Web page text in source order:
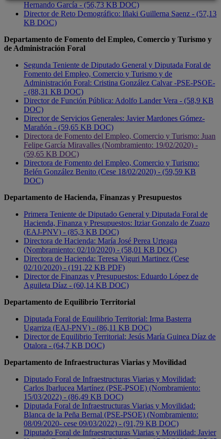
Hernando García - (56,73 KB DOC)
Director de Reto Demográfico: Iñaki Guillerna Saenz - (57,13
KB DOC)
Departamento de Fomento del Empleo, Comercio y Turismo y
de Administración Foral
Segunda Teniente de Diputado General y Diputada Foral de
Fomento del Empleo, Comercio y Turismo y de
Administración Foral: Cristina González Calvar -PSE-PSOE-
- (88,31 KB DOC)
Director de Función Pública: Adolfo Lander Vera - (58,9 KB
DOC)
Director de Servicios Generales: Javier Mardones Gómez-
Marañón - (59,65 KB DOC)
Directora de Fomento del Empleo, Comercio y Turismo: Juan
Felipe García Miravalles (Nombramiento: 19/02/2020) -
(59,65 KB DOC)
Directora de Fomento del Empleo, Comercio y Turismo:
Belén González Benito (Cese 18/02/2020) - (59,59 KB
DOC)
Departamento de Hacienda, Finanzas y Presupuestos
Primera Teniente de Diputado General y Diputada Foral de
Hacienda, Finanza y Presupuestos: Itziar Gonzalo de Zuazo
(EAJ-PNV) - (85,3 KB DOC)
Directora de Hacienda: María José Perea Urteaga
(Nombramiento: 02/10/2020) - (58,01 KB DOC)
Directora de Hacienda: Teresa Viguri Martinez (Cese
02/10/2020) - (191,22 KB PDF)
Director de Finanzas y Presupuestos: Eduardo López de
Aguileta Díaz - (60,14 KB DOC)
Departamento de Equilibrio Territorial
Diputada Foral de Equilibrio Territorial: Irma Basterra
Ugarriza (EAJ-PNV) - (86,11 KB DOC)
Director de Equilibrio Territorial: Jesús María Guinea Díaz de
Otalora - (64,7 KB DOC)
Departamento de Infraestructuras Viarias y Movilidad
Diputado Foral de Infraestructuras Viarias y Movilidad:
Carlos Ibarlucea Martínez (PSE-PSOE) (Nombramiento:
15/03/2022) - (86,49 KB DOC)
Diputada Foral de Infraestructuras Viarias y Movilidad:
Blanca de la Peña Bernal (PSE-PSOE) (Nombramiento:
08/09/2020- cese 09/03/2022) - (91,79 KB DOC)
Diputado Foral de Infraestructuras Viarias y Movilidad: Javier